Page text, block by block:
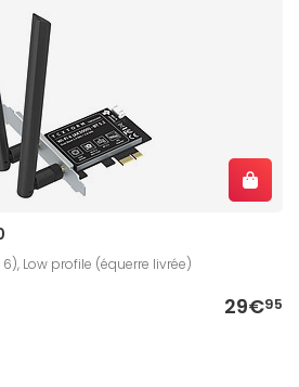
Low profile (équerre livrée)
29€95